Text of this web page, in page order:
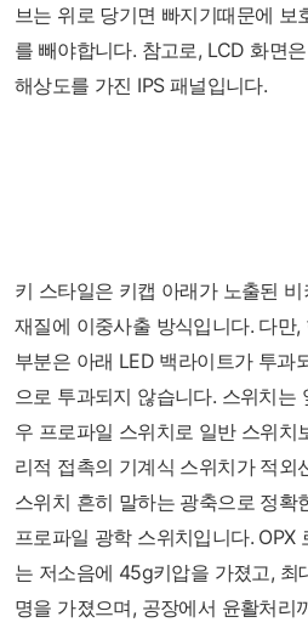
브는 위로 당기면 빠지기때문에 보
를 빼야합니다. 참고로, LCD 화면
해상도를 가진 IPS 패널입니다.
키 스타일은 키캡 아래가 노출된
재질에 이중사출 방식입니다. 다만
부분은 아래 LED 백라이트가 투과
으로 투과되지 않습니다. 스위치는
우 프로파일 스위치로 일반 스위치
리적 접촉의 기계식 스위치가 적외
스위치 흔히 말하는 광축으로 정확
프로파일 광학 스위치입니다. OPX
는 저소음에 45g키압을 가졌고, 최
명을 가졌으며, 공장에서 윤활처리